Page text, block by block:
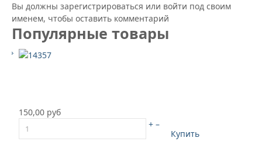
Вы должны зарегистрироваться или войти под своим
именем, чтобы оставить комментарий
Популярные товары
150,00 руб
+ –
Купить